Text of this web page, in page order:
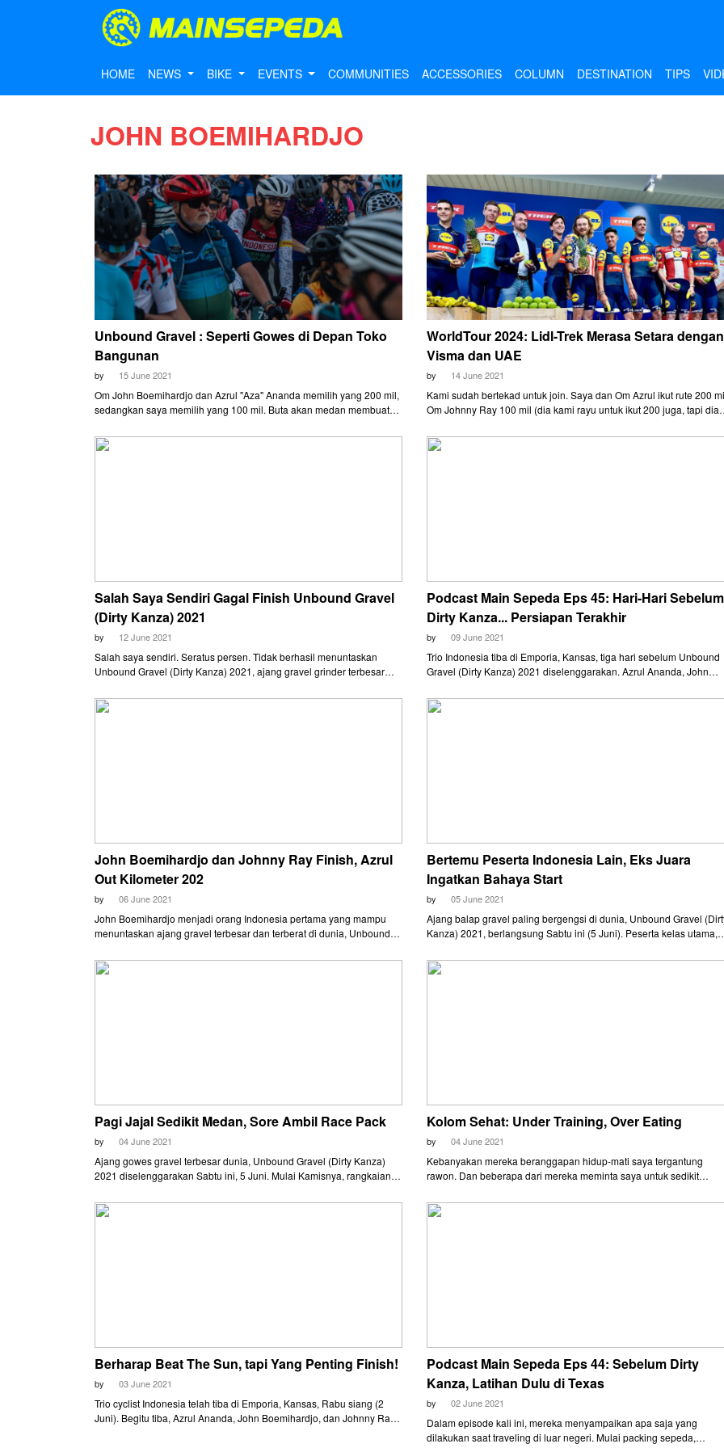
HOME NEWS BIKE EVENTS COMMUNITIES ACCESSORIES COLUMN DESTINATION TIPS
JOHN BOEMIHARDJO
Unbound Gravel : Seperti Gowes di Depan Toko
Bangunan
by 15 June 2021
Om John Boemihardjo dan Azrul "Aza" Ananda memilih yang 200 mil,
sedangkan saya memilih yang 100 mil. Buta akan medan membuat
yang 200 mil. Itu pun kalau jadi ikut lagi.
WorldTour 2024: Lidl-Trek Merasa Setara dengan
Visma dan UAE
by 14 June 2021
Kami sudah bertekad untuk join. Saya dan Om Azrul ikut rute 200
Om Johnny Ray 100 mil (dia kami rayu untuk ikut 200 juga, tapi dia
Salah Saya Sendiri Gagal Finish Unbound Gravel
(Dirty Kanza) 2021
by 12 June 2021
Salah saya sendiri. Seratus persen. Tidak berhasil menuntaskan
Unbound Gravel (Dirty Kanza) 2021, ajang gravel grinder terbesar
(331 km), saya hanya mampu bertahan sampai mil 126 alias km 202.
Podcast Main Sepeda Eps 45: Hari-Hari Sebelum
Dirty Kanza... Persiapan Terakhir
by 09 June 2021
Trio Indonesia tiba di Emporia, Kansas, tiga hari sebelum Unbound
Gravel (Dirty Kanza) 2021 diselenggarakan. Azrul Ananda, John
resmi, mencicipi sedikit rute event yang berlangsung 5 Juni itu.
John Boemihardjo dan Johnny Ray Finish, Azrul
Out Kilometer 202
by 06 June 2021
John Boemihardjo menjadi orang Indonesia pertama yang mampu
menuntaskan ajang gravel terbesar dan terberat di dunia, Unbound
menuntaskan rute 206 mil (331 km) dalam waktu 16 jam, 13 menit,
dan 12 detik. Melintasi garis finis di pusat kota Emporia, Kansas, pukul
Bertemu Peserta Indonesia Lain, Eks Juara
Ingatkan Bahaya Start
by 05 June 2021
Ajang balap gravel paling bergengsi di dunia, Unbound Gravel
Kanza) 2021, berlangsung Sabtu ini (5 Juni). Peserta kelas utama,
waktu Emporia, Kansas. Atau pukul 18.00 WIB.
Pagi Jajal Sedikit Medan, Sore Ambil Race Pack
by 04 June 2021
Ajang gowes gravel terbesar dunia, Unbound Gravel (Dirty Kanza)
2021 diselenggarakan Sabtu ini, 5 Juni. Mulai Kamisnya, rangkaian
pun memaksimalkan hari pertama itu untuk melakukan penyesuaian.
Azrul Ananda, John Boemihardjo, dan Johnny Ray mengikuti group
Kolom Sehat: Under Training, Over Eating
by 04 June 2021
Kebanyakan mereka beranggapan hidup-mati saya tergantung
rawon. Dan beberapa dari mereka meminta saya untuk sedikit
Berharap Beat The Sun, tapi Yang Penting Finish!
by 03 June 2021
Trio cyclist Indonesia telah tiba di Emporia, Kansas, Rabu siang (2
Juni). Begitu tiba, Azrul Ananda, John Boemihardjo, dan Johnny Ray
Podcast Main Sepeda Eps 44: Sebelum Dirty
Kanza, Latihan Dulu di Texas
by 02 June 2021
Dalam episode kali ini, mereka menyampaikan apa saja yang
dilakukan saat traveling di luar negeri. Mulai packing sepeda,